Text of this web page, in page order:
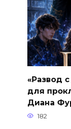
«Развод
для
Диана
182